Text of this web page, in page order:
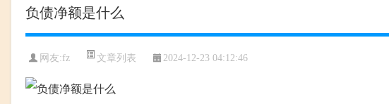
负债净额是什么
网友:fz 文章列表 2024-12-23 04:12:46